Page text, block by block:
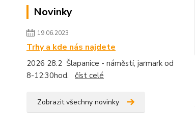
Novinky
19.06.2023
Trhy a kde nás najdete
2026 28.2 Šlapanice - náměstí, jarmark od
8-12:30hod. číst celé
Zobrazit všechny novinky